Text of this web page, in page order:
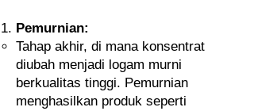
Pemurnian:
Tahap akhir, di mana konsentrat
diubah menjadi logam murni
berkualitas tinggi. Pemurnian
menghasilkan produk seperti